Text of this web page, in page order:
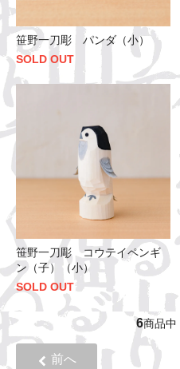
笹野一刀彫 パンダ（小）
SOLD OUT
笹野一刀彫 コウテイペンギ
ン（子）（小）
SOLD OUT
6商品中
前へ